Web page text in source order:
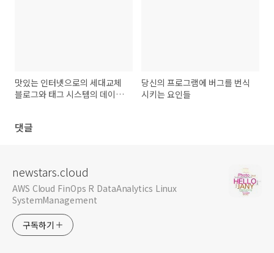
맛있는 인터넷으로의 세대교체
블로그와 태그 시스템의 데이터
당신의 프로그램에 버그를 번식
시키는 요인들
댓글
newstars.cloud
AWS Cloud FinOps R DataAnalytics Linux
SystemManagement
구독하기